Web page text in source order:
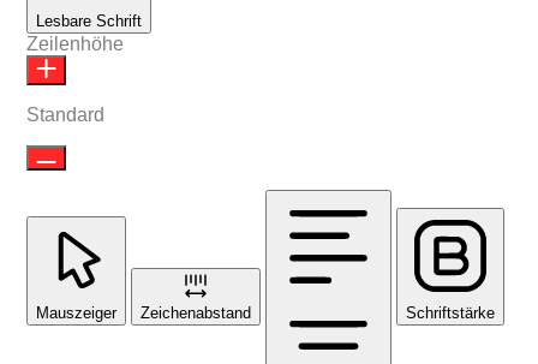
Lesbare Schrift
Zeilenhöhe
Standard
Mauszeiger Zeichenabstand Schriftstärke